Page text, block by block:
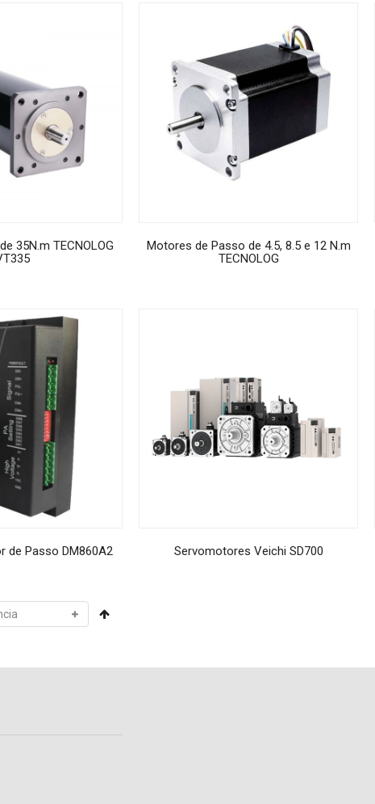
35N.m TECNOLOG
Motores de Passo de 4.5, 8.5 e 12 N.m
TECNOLOG
de Passo DM860A2 Servomotores Veichi SD700